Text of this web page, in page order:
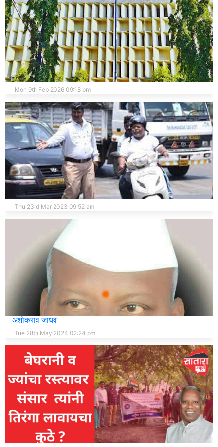
संपूर्ण सातारा जिल्हा परिषद 65 गटा मध्ये फायनल अपडेट
Mon 9th Feb 2026 09:18 pm
चौका चौकात 'मार्च एंड'ची धूम...!
Thu 23rd Mar 2023 09:52 am
अजितदादा राजे गटाची राष्ट्रवादी मधून हकालपट्टी करणार का?-
अशोकराव जाधव
Tue 28th May 2024 02:24 pm
बेघरानी व ज्यांचा रस्त्यावर संसार त्यांनी तिरंगा लावायचा कुठे?